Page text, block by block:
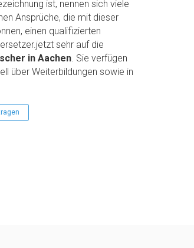
ist, nennen sich viele
Ansprüche, die mit dieser
einen qualifizierten
sehr auf die
in Aachen . Sie verfügen
über Weiterbildungen sowie in